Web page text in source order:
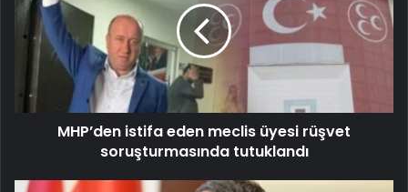
MHP’den istifa eden meclis üyesi rüşvet
soruşturmasında tutuklandı